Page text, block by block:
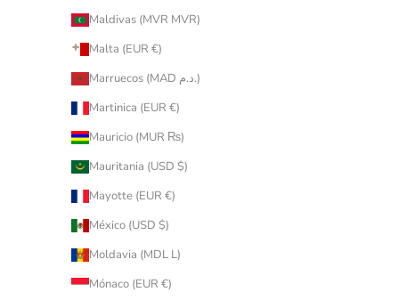
Maldivas (MVR MVR)
Malta (EUR €)
Marruecos (MAD د.م.)
Martinica (EUR €)
Mauricio (MUR ₨)
Mauritania (USD $)
Mayotte (EUR €)
México (USD $)
Moldavia (MDL L)
Mónaco (EUR €)